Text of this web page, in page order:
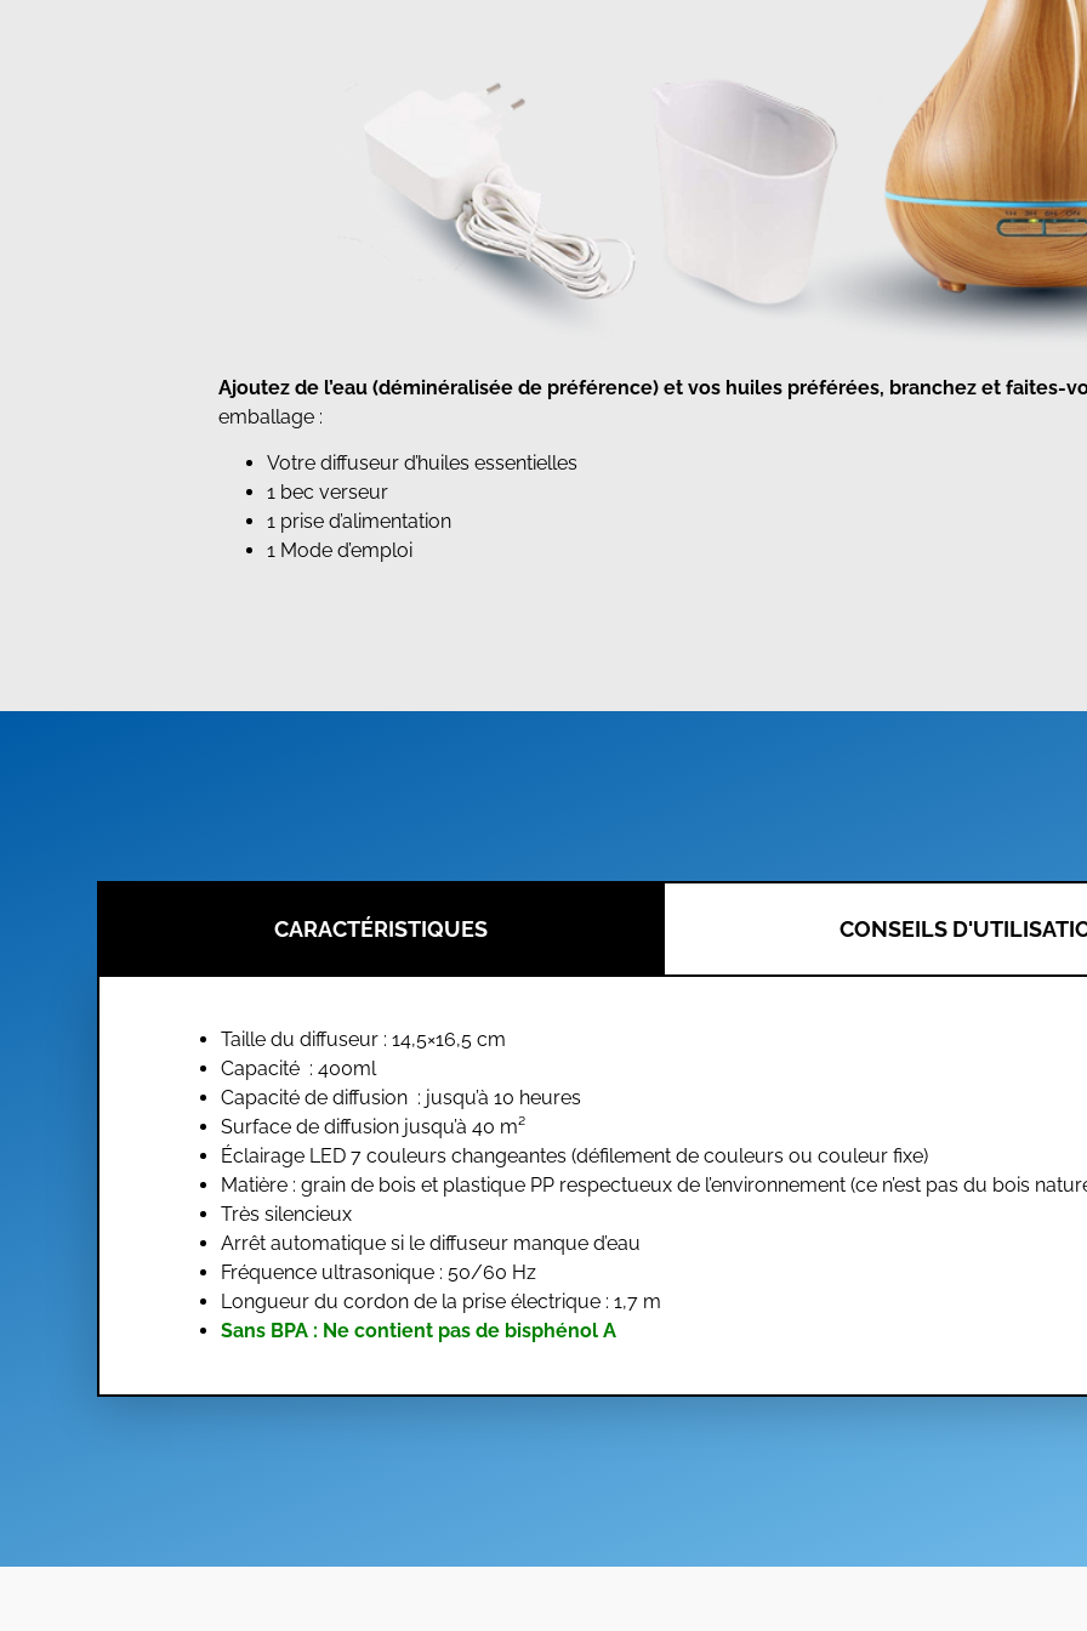
Ajoutez de l’eau (déminéralisée de préférence) et vos huiles préférées, branchez et faites-
emballage :
Votre diffuseur d’huiles essentielles
1 bec verseur
1 prise d’alimentation
1 Mode d’emploi
CARACTÉRISTIQUES CONSEILS
Taille du diffuseur : 14,5×16,5 cm
Capacité : 400ml
Capacité de diffusion : jusqu’à 10 heures
Surface de diffusion jusqu’à 40 m²
Éclairage LED 7 couleurs changeantes (défilement de couleurs ou couleur fixe)
Matière : grain de bois et plastique PP respectueux de l’environnement (ce n’est pas du bois
Très silencieux
Arrêt automatique si le diffuseur manque d’eau
Fréquence ultrasonique : 50/60 Hz
Longueur du cordon de la prise électrique : 1,7 m
Sans BPA : Ne contient pas de bisphénol A